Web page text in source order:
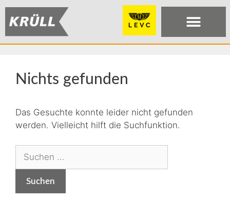
Nichts gefunden
Das Gesuchte konnte leider nicht gefunden
werden. Vielleicht hilft die Suchfunktion.